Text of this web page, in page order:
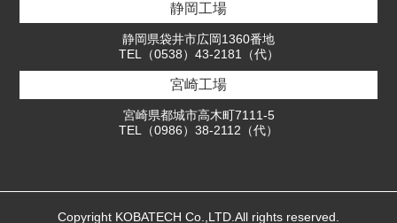
静岡工場
静岡県袋井市広岡1360番地
TEL（0538）43-2181（代）
宮崎工場
宮崎県都城市高木町7111-5
TEL（0986）38-2112（代）
Copyright KOBATECH Co.,LTD.All rights reserved.